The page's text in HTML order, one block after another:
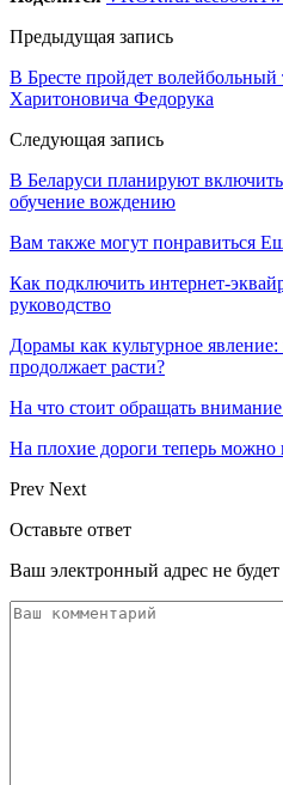
Предыдущая запись
В Бресте пройдет
Харитоновича Федорука
Следующая запись
В Беларуси планируют
обучение вождению
Вам также могут понравиться
Как подключить интернет-
руководство
Дорамы как культурное
продолжает расти?
На что стоит обращать
На плохие дороги теперь можно
Prev Next
Оставьте ответ
Ваш электронный адрес не